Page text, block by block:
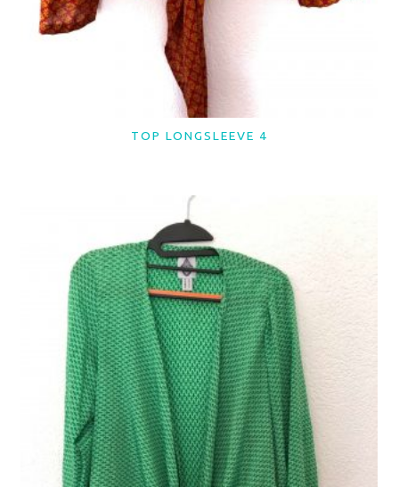
LER MAIS
TOP LONGSLEEVE 4